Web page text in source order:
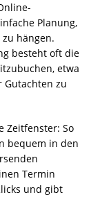
Planung,
hängen.
besteht oft die
etwa
Gutachten zu
Zeitfenster: So
bequem in den
Termin
und gibt